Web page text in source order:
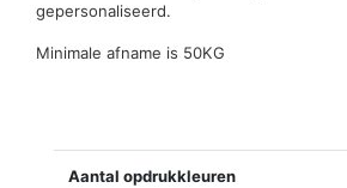
gepersonaliseerd.
Minimale afname is 50KG
Aantal opdrukkleuren